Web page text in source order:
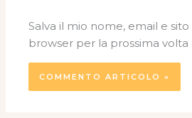
Salva il mio nome, email e
browser per la prossima